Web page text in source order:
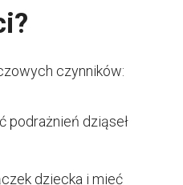
czynników:
podrażnień dziąseł
dziecka i mieć